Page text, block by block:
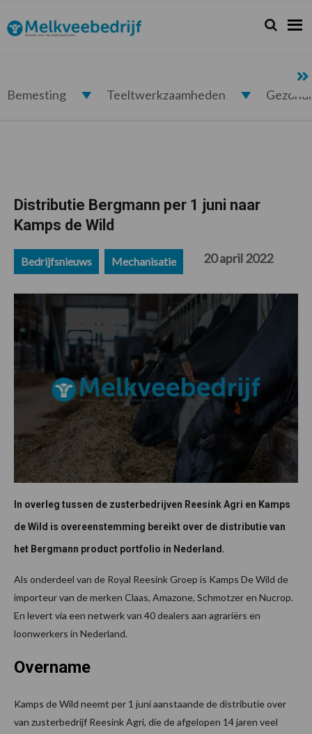
de
hoofdnavigatie
de
hoofd
de
eerste
de
voettekst
Melkveebedrijf.nl Zoeken...
Zoek
Bemesting Teeltwerkzaamheden
Distributie Bergmann per 1 juni naar
Kamps de Wild
Bedrijfsnieuws Mechanisatie 20 april 2022
In overleg tussen de zusterbedrijven Reesink Agri en Kamps
de Wild is overeenstemming bereikt over de distributie van
het Bergmann product portfolio in Nederland.
Als onderdeel van de Royal Reesink Groep is Kamps De Wild de
importeur van de merken Claas, Amazone, Schmotzer en Nucrop.
En levert via een netwerk van 40 dealers aan agrariërs en
loonwerkers in Nederland.
Overname
Kamps de Wild neemt per 1 juni aanstaande de distributie over
van zusterbedrijf Reesink Agri, die de afgelopen 14 jaren veel